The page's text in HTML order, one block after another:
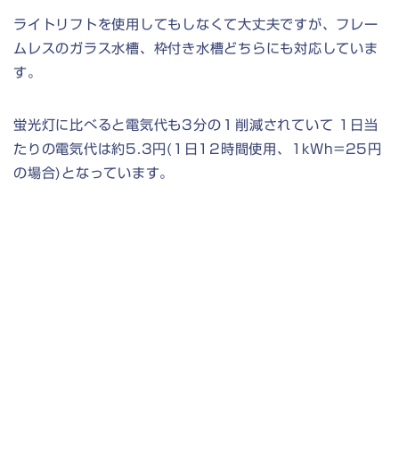
ライトリフトを使用してもしなくて大丈夫ですが、フレー
ムレスのガラス水槽、枠付き水槽どちらにも対応していま
す。
蛍光灯に比べると電気代も3分の１削減されていて 1日当
たりの電気代は約5.3円(1日12時間使用、1kWh=25円
の場合)となっています。